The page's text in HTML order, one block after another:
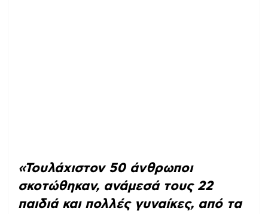
«Τουλάχιστον 50 άνθρωποι
σκοτώθηκαν, ανάμεσά τους 22
παιδιά και πολλές γυναίκες, από τα